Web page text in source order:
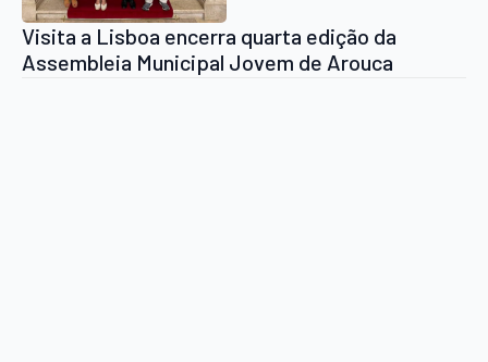
Visita a Lisboa encerra quarta edição da
Assembleia Municipal Jovem de Arouca